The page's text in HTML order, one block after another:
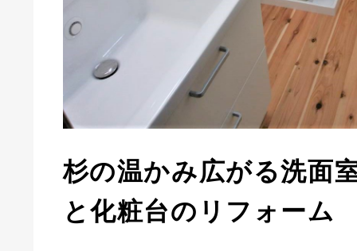
杉の温かみ広がる洗面
と化粧台のリフォーム